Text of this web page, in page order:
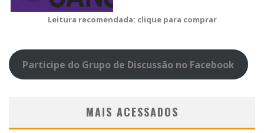
Leitura recomendada: clique para comprar
Participe do Grupo de Discussão no Facebook
MAIS ACESSADOS